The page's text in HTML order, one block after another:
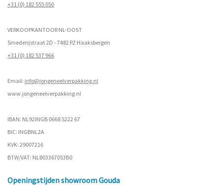
+31 (0) 182 555 050
VERKOOPKANTOOR NL-OOST
Smederijstraat 2D - 7482 PZ Haaksbergen
+31 (0) 182 537 966
Email: info@jongeneelverpakking.nl
www.jongeneelverpakking.nl
IBAN: NL92INGB 0668 5222 67
BIC: INGBNL2A
KVK: 29007216
BTW/VAT: NL803367053B0
Openingstijden showroom Gouda